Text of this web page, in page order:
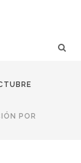
POR